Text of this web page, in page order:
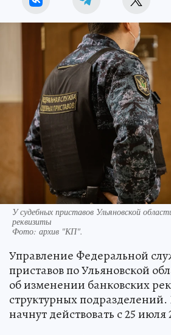
У судебных приставов Ульяновской
реквизиты
Фото: архив "КП".
Управление Федеральной
приставов по Ульяновской
об изменении банковских
структурных
начнут действовать с 25 июля